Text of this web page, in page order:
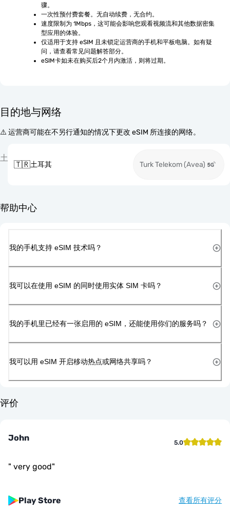
骤。
一次性预付费套餐。无自动续费，无合约。
速度限制为 1Mbps，这可能会影响您观看视频流和其他数据密集
型应用的体验。
仅适用于支持 eSIM 且未锁定运营商的手机和平板电脑。如有疑
问，请查看常见问题解答部分。
eSIM卡如未在购买后2个月内激活，则将过期。
目的地与网络
⚠️ 运营商可能在不另行通知的情况下更改 eSIM 所连接的网络。
土
🇹🇷土耳其 Turk Telekom (Avea)
帮助中心
我的手机支持 eSIM 技术吗？
我可以在使用 eSIM 的同时使用实体 SIM 卡吗？
我的手机里已经有一张启用的 eSIM，还能使用你们的服务吗？
我可以用 eSIM 开启移动热点或网络共享吗？
评价
John 5.0
" very good"
Play Store 查看所有评分